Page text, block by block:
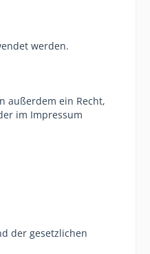
werden.
außerdem ein Recht,
im Impressum
der gesetzlichen